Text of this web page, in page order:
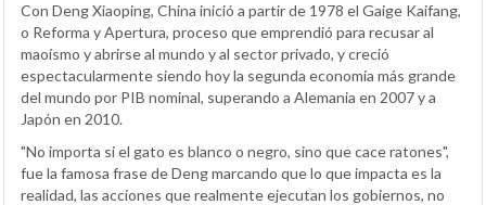
Con Deng Xiaoping, China inició a partir de 1978 el Gaige Kaifang,
o Reforma y Apertura, proceso que emprendió para recusar al
maoísmo y abrirse al mundo y al sector privado, y creció
espectacularmente siendo hoy la segunda economía más grande
del mundo por PIB nominal, superando a Alemania en 2007 y a
Japón en 2010.
"No importa si el gato es blanco o negro, sino que cace ratones",
fue la famosa frase de Deng marcando que lo que impacta es la
realidad, las acciones que realmente ejecutan los gobiernos, no